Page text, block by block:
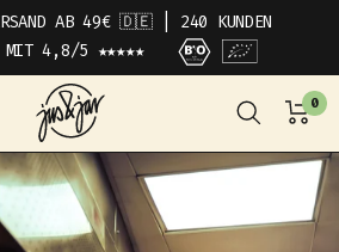
AB 49€ 🇩🇪 | 240 KUNDEN
MIT 4,8/5 ★★★★★
0